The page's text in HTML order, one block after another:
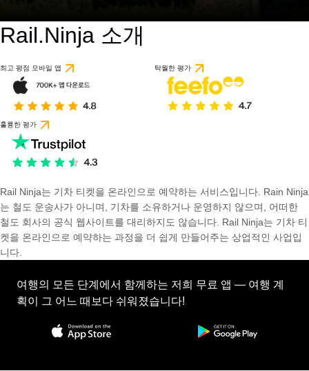
Rail.Ninja 소개
최고 평점 모바일 앱 탁월한 평가
훌륭한 평가
Rail Ninja는 기차 티켓을 온라인으로 예약하는 서비스입니다. Rain Ninja
는 철도 운송사가 아니며, 기차를 소유하거나 운영하지 않으며, 어떠한
철도 회사의 공식 웹사이트를 대리하지도 않습니다. Rail Ninja는 기차 티
켓을 온라인으로 예약하는 과정을 더 쉽게 만들어주는 상업적인 사업입
니다.
여행의 모든 단계에서 함께하는 저희 무료 앱 — 여행 계
획이 그 어느 때보다 쉬워졌습니다!